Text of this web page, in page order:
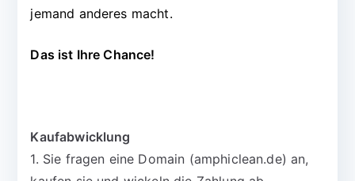
jemand anderes macht.
Das ist Ihre Chance!
Kaufabwicklung
1. Sie fragen eine Domain (amphiclean.de) an,